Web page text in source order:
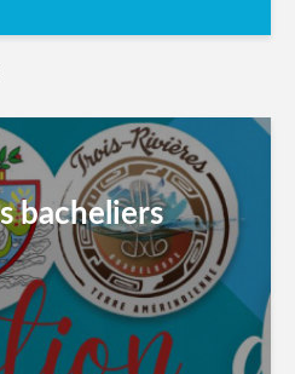
bacheliers